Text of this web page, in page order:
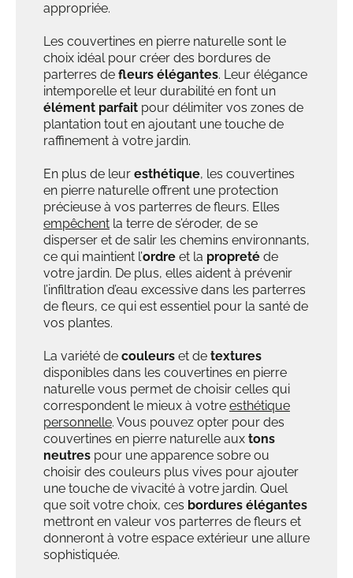
appropriée.
Les couvertines en pierre naturelle sont le
choix idéal pour créer des bordures de
parterres de fleurs élégantes. Leur élégance
intemporelle et leur durabilité en font un
élément parfait pour délimiter vos zones de
plantation tout en ajoutant une touche de
raffinement à votre jardin.
En plus de leur esthétique, les couvertines
en pierre naturelle offrent une protection
précieuse à vos parterres de fleurs. Elles
empêchent la terre de s’éroder, de se
disperser et de salir les chemins environnants,
ce qui maintient l’ordre et la propreté de
votre jardin. De plus, elles aident à prévenir
l’infiltration d’eau excessive dans les parterres
de fleurs, ce qui est essentiel pour la santé de
vos plantes.
La variété de couleurs et de textures
disponibles dans les couvertines en pierre
naturelle vous permet de choisir celles qui
correspondent le mieux à votre esthétique
personnelle. Vous pouvez opter pour des
couvertines en pierre naturelle aux tons
neutres pour une apparence sobre ou
choisir des couleurs plus vives pour ajouter
une touche de vivacité à votre jardin. Quel
que soit votre choix, ces bordures élégantes
mettront en valeur vos parterres de fleurs et
donneront à votre espace extérieur une allure
sophistiquée.